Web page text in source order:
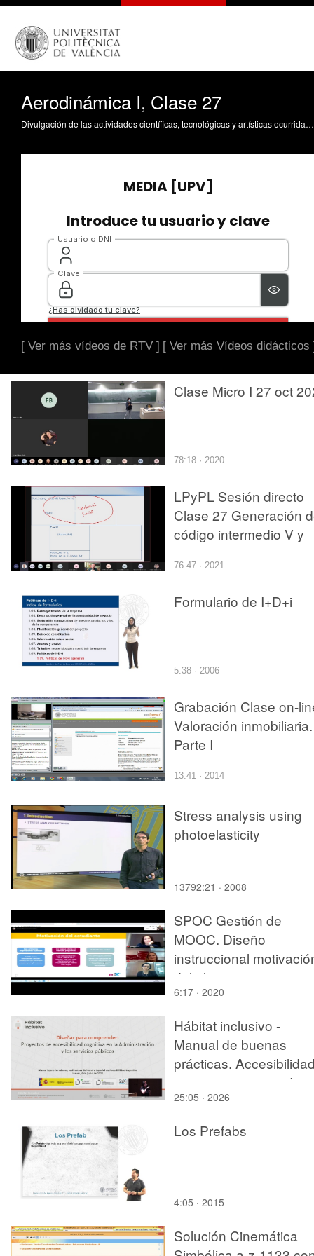
Aerodinámica I, Clase 27
Divulgación de las actividades científicas, tecnológicas y artísticas ocurridas en los tres campus de la UPV
[ Ver más vídeos de RTV ] [ Ver más Vídeos didácticos
Clase Micro I 27 oct
78:18 · 2020
LPyPL Sesión directo
Clase 27 Generación
código intermedio V y
Optimización de
16-12-20
76:47 · 2021
Formulario de I+D+i
5:38 · 2006
Grabación Clase on-
Valoración inmobiliaria.
Parte I
13:41 · 2014
Stress analysis using
photoelasticity
13792:21 · 2008
SPOC Gestión de
MOOC. Diseño
instruccional
del alumno
6:17 · 2020
Hábitat inclusivo -
Manual de buenas
prácticas.
cognitiva en vivienda -
Càtedra habitatge
25:05 · 2026
Los Prefabs
4:05 · 2015
Solución Cinemática